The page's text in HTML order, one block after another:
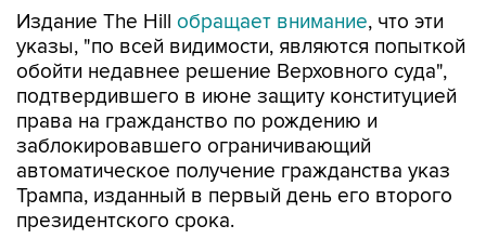
Издание The Hill обращает внимание, что эти
указы, "по всей видимости, являются попыткой
обойти недавнее решение Верховного суда",
подтвердившего в июне защиту конституцией
права на гражданство по рождению и
заблокировавшего ограничивающий
автоматическое получение гражданства указ
Трампа, изданный в первый день его второго
президентского срока.